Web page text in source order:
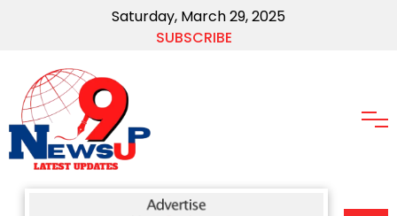
Saturday, March 29, 2025
SUBSCRIBE